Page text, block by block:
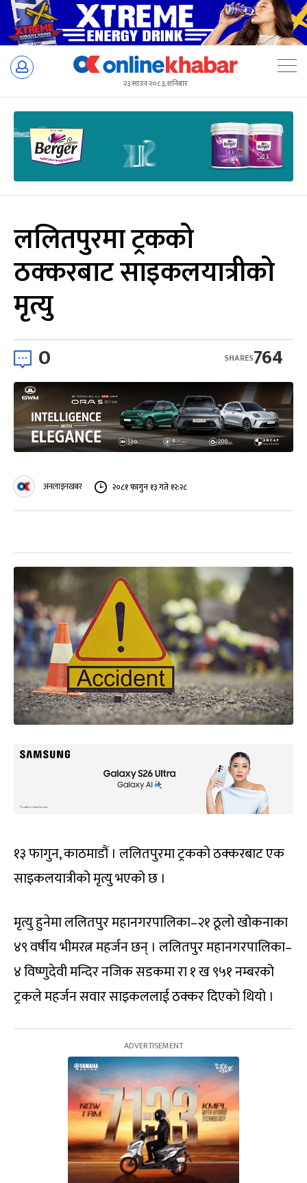
Skip
२३ साउन २०८३, शनिबार
ललितपुरमा ट्रकको
ठक्करबाट साइकलयात्रीको
मृत्यु
0 764
SHARES
अनलाइनखबर २०८१ फागुन १३ गते १२:२८
१३ फागुन, काठमाडौं । ललितपुरमा ट्रकको ठक्करबाट एक
साइकलयात्रीको मृत्यु भएको छ ।
मृत्यु हुनेमा ललितपुर महानगरपालिका–२१ ठूलो खोकनाका
४९ वर्षीय भीमरत्न महर्जन छन् । ललितपुर महानगरपालिका–
४ विष्णुदेवी मन्दिर नजिक सडकमा रा १ ख ९५१ नम्बरको
ट्रकले महर्जन सवार साइकललाई ठक्कर दिएको थियो ।